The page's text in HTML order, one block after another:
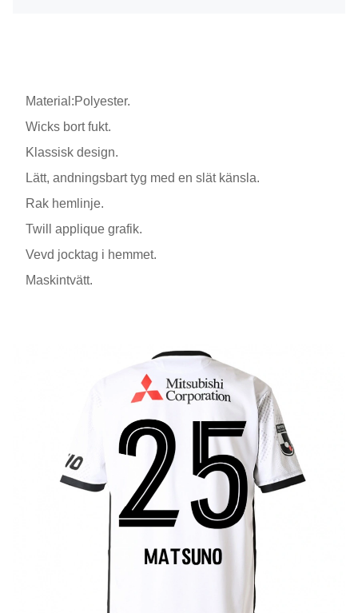
Material:Polyester.
Wicks bort fukt.
Klassisk design.
Lätt, andningsbart tyg med en slät känsla.
Rak hemlinje.
Twill applique grafik.
Vevd jocktag i hemmet.
Maskintvätt.